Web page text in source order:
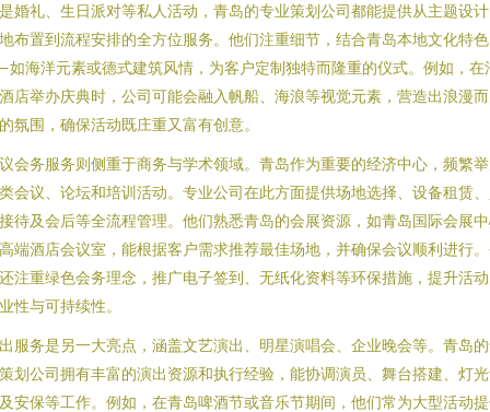
婚礼、生日派对等私人活动，青岛的专业策划公司都能提供从主题设
布置到流程安排的全方位服务。他们注重细节，结合青岛本地文化特色
海洋元素或德式建筑风情，为客户定制独特而隆重的仪式。例如，在
店举办庆典时，公司可能会融入帆船、海浪等视觉元素，营造出浪漫
氛围，确保活动既庄重又富有创意。
会务服务则侧重于商务与学术领域。青岛作为重要的经济中心，频繁
会议、论坛和培训活动。专业公司在此方面提供场地选择、设备租赁
待及会后等全流程管理。他们熟悉青岛的会展资源，如青岛国际会展
端酒店会议室，能根据客户需求推荐最佳场地，并确保会议顺利进行
注重绿色会务理念，推广电子签到、无纸化资料等环保措施，提升活
性与可持续性。
服务是另一大亮点，涵盖文艺演出、明星演唱会、企业晚会等。青岛
划公司拥有丰富的演出资源和执行经验，能协调演员、舞台搭建、灯
安保等工作。例如，在青岛啤酒节或音乐节期间，他们常为大型活动